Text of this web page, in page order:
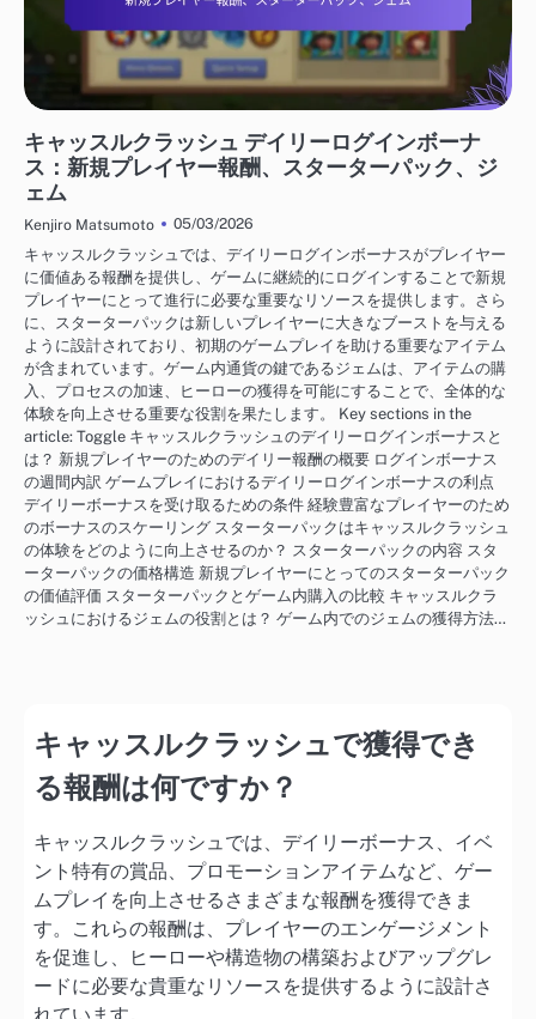
キャッスルクラッシュ デイリーログインボーナ
ス：新規プレイヤー報酬、スターターパック、ジ
ェム
Kenjiro Matsumoto
05/03/2026
キャッスルクラッシュでは、デイリーログインボーナスがプレイヤー
に価値ある報酬を提供し、ゲームに継続的にログインすることで新規
プレイヤーにとって進行に必要な重要なリソースを提供します。さら
に、スターターパックは新しいプレイヤーに大きなブーストを与える
ように設計されており、初期のゲームプレイを助ける重要なアイテム
が含まれています。ゲーム内通貨の鍵であるジェムは、アイテムの購
入、プロセスの加速、ヒーローの獲得を可能にすることで、全体的な
体験を向上させる重要な役割を果たします。 Key sections in the
article: Toggle キャッスルクラッシュのデイリーログインボーナスと
は？ 新規プレイヤーのためのデイリー報酬の概要 ログインボーナス
の週間内訳 ゲームプレイにおけるデイリーログインボーナスの利点
デイリーボーナスを受け取るための条件 経験豊富なプレイヤーのため
のボーナスのスケーリング スターターパックはキャッスルクラッシュ
の体験をどのように向上させるのか？ スターターパックの内容 スタ
ーターパックの価格構造 新規プレイヤーにとってのスターターパック
の価値評価 スターターパックとゲーム内購入の比較 キャッスルクラ
ッシュにおけるジェムの役割とは？ ゲーム内でのジェムの獲得方法…
キャッスルクラッシュで獲得でき
る報酬は何ですか？
キャッスルクラッシュでは、デイリーボーナス、イベ
ント特有の賞品、プロモーションアイテムなど、ゲー
ムプレイを向上させるさまざまな報酬を獲得できま
す。これらの報酬は、プレイヤーのエンゲージメント
を促進し、ヒーローや構造物の構築およびアップグレ
ードに必要な貴重なリソースを提供するように設計さ